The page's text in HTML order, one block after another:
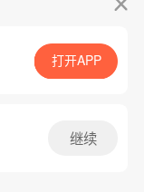
App免费看
打开APP
继续